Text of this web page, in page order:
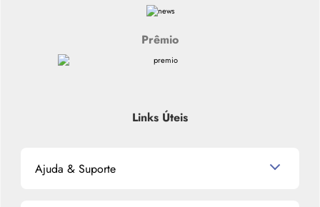
Prêmio
Links Úteis
Ajuda & Suporte